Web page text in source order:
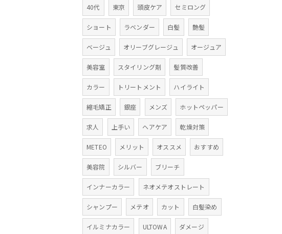
40代 東京 頭皮ケア セミロング
ショート ラベンダー 白髪 艶髪
ベージュ オリーブグレージュ オージュア
美容室 スタイリング剤 髪質改善
カラー トリートメント ハイライト
縮毛矯正 銀座 メンズ ホットペッパー
求人 上手い ヘアケア 乾燥対策
METEO メリット オススメ おすすめ
美容院 シルバー ブリーチ
インナーカラー ネオメテオストレート
シャンプー メテオ カット 白髪染め
イルミナカラー ULTOWA ダメージ